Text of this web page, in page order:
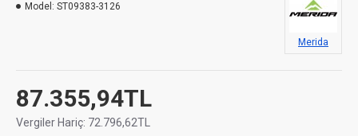
87.355,94TL
Vergiler Hariç: 72.796,62TL
Model: ST09383-3126
Merida